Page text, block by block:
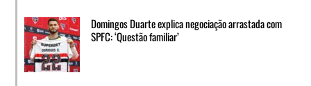
Domingos Duarte explica negociação arrastada com
SPFC: ‘Questão familiar’